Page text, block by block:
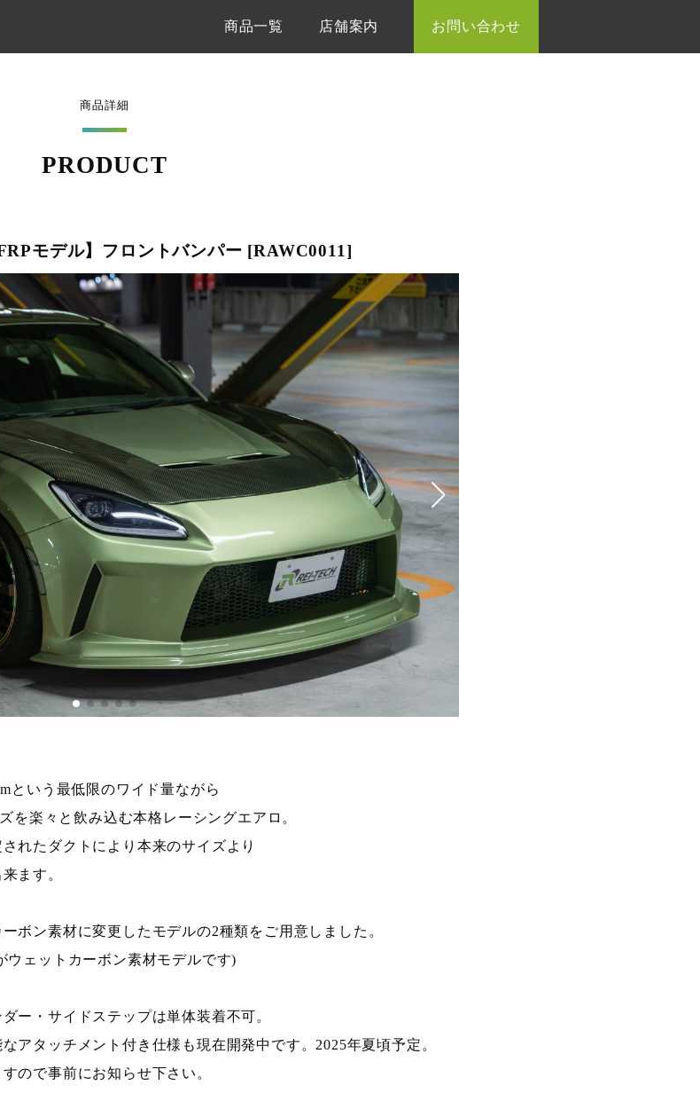
商品一覧 店舗案内 お問い合わせ
商品詳細
PRODUCT
モデル】フロントバンパー [RAWC0011]
という最低限のワイド量ながら
を楽々と飲み込む本格レーシングエアロ。
れたダクトにより本来のサイズより
ます。
ボン素材に変更したモデルの2種類をご用意しました。
ェットカーボン素材モデルです)
ー・サイドステップは単体装着不可。
アタッチメント付き仕様も現在開発中です。2025年夏頃予定。
ので事前にお知らせ下さい。